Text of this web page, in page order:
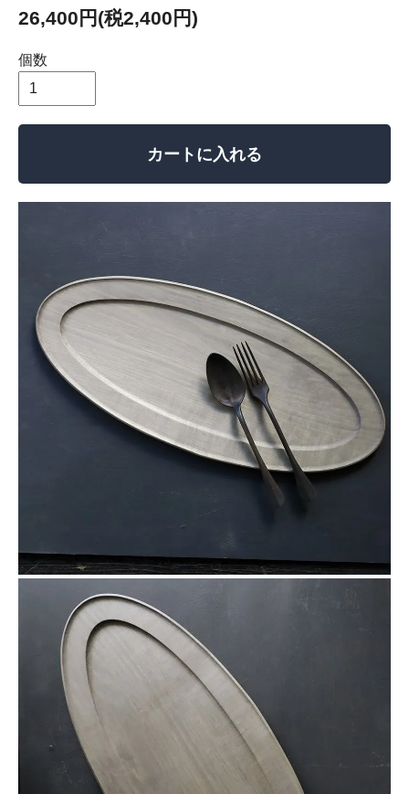
26,400円(税2,400円)
個数
カートに入れる